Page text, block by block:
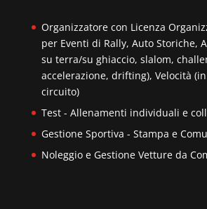
Organizzatore con Licenza
per Eventi di Rally, Auto Storiche,
su terra/su ghiaccio, slalom,
accelerazione, drifting), Velocità
circuito)
Test - Allenamenti individuali e
Gestione Sportiva - Stampa e
Noleggio e Gestione Vetture da